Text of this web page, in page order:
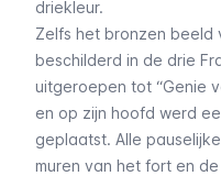
driekleur.
Zelfs het bronzen beeld
beschilderd in de drie
uitgeroepen tot “Genie
en op zijn hoofd werd
geplaatst. Alle
muren van het fort en